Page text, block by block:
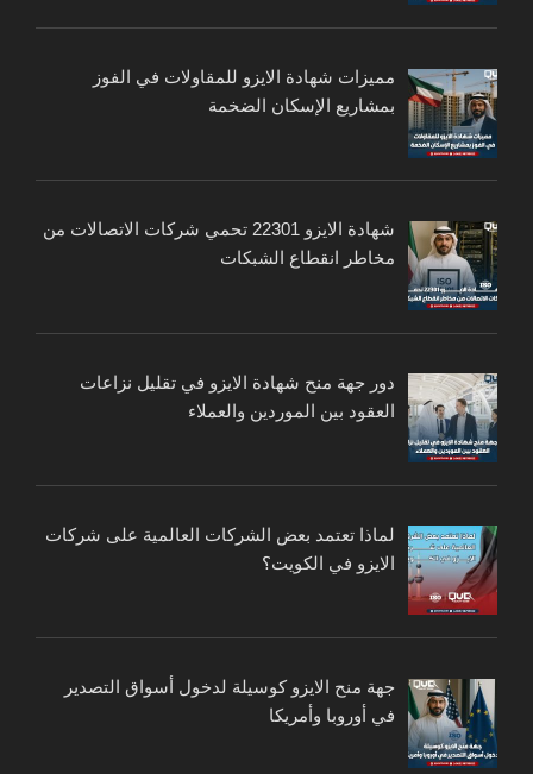
مميزات شهادة الايزو للمقاولات في الفوز
بمشاريع الإسكان الضخمة
شهادة الايزو 22301 تحمي شركات الاتصالات من
مخاطر انقطاع الشبكات
دور جهة منح شهادة الايزو في تقليل نزاعات
العقود بين الموردين والعملاء
لماذا تعتمد بعض الشركات العالمية على شركات
الايزو في الكويت؟
جهة منح الايزو كوسيلة لدخول أسواق التصدير
في أوروبا وأمريكا